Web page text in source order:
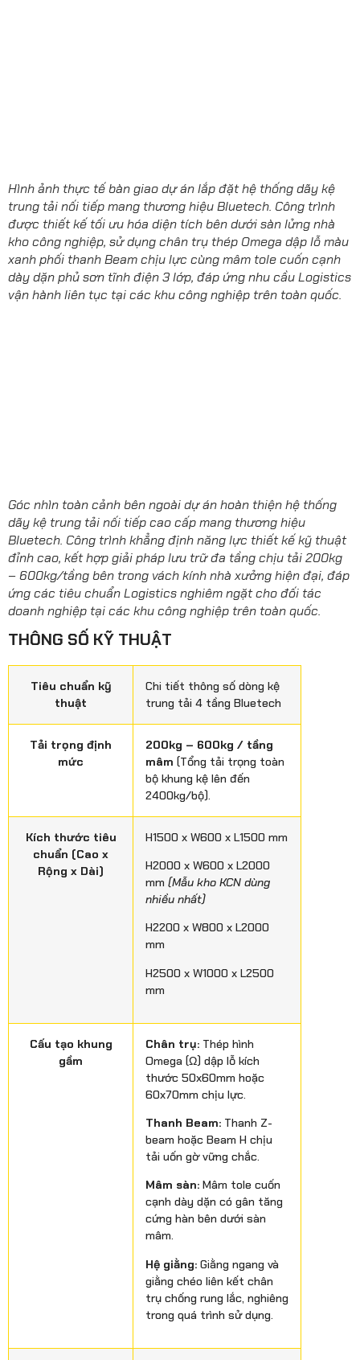
Hình ảnh thực tế bàn giao dự án lắp đặt hệ thống dãy kệ
trung tải nối tiếp mang thương hiệu Bluetech. Công trình
được thiết kế tối ưu hóa diện tích bên dưới sàn lửng nhà
kho công nghiệp, sử dụng chân trụ thép Omega dập lỗ màu
xanh phối thanh Beam chịu lực cùng mâm tole cuốn cạnh
dày dặn phủ sơn tĩnh điện 3 lớp, đáp ứng nhu cầu Logistics
vận hành liên tục tại các khu công nghiệp trên toàn quốc.
Góc nhìn toàn cảnh bên ngoài dự án hoàn thiện hệ thống
dãy kệ trung tải nối tiếp cao cấp mang thương hiệu
Bluetech. Công trình khẳng định năng lực thiết kế kỹ thuật
đỉnh cao, kết hợp giải pháp lưu trữ đa tầng chịu tải 200kg
– 600kg/tầng bên trong vách kính nhà xưởng hiện đại, đáp
ứng các tiêu chuẩn Logistics nghiêm ngặt cho đối tác
doanh nghiệp tại các khu công nghiệp trên toàn quốc.
THÔNG SỐ KỸ THUẬT
Tiêu chuẩn kỹ
thuật
Chi tiết thông số dòng kệ
trung tải 4 tầng Bluetech
Tải trọng định
mức
200kg – 600kg / tầng
mâm (Tổng tải trọng toàn
bộ khung kệ lên đến
2400kg/bộ).
Kích thước tiêu
chuẩn (Cao x
Rộng x Dài)
H1500 x W600 x L1500 mm
H2000 x W600 x L2000
mm (Mẫu kho KCN dùng
nhiều nhất)
H2200 x W800 x L2000
mm
H2500 x W1000 x L2500
mm
Cấu tạo khung
gầm
Chân trụ: Thép hình
Omega (Ω) dập lỗ kích
thước 50x60mm hoặc
60x70mm chịu lực.
Thanh Beam: Thanh Z-
beam hoặc Beam H chịu
tải uốn gờ vững chắc.
Mâm sàn: Mâm tole cuốn
cạnh dày dặn có gân tăng
cứng hàn bên dưới sàn
mâm.
Hệ giằng: Giằng ngang và
giằng chéo liên kết chân
trụ chống rung lắc, nghiêng
trong quá trình sử dụng.